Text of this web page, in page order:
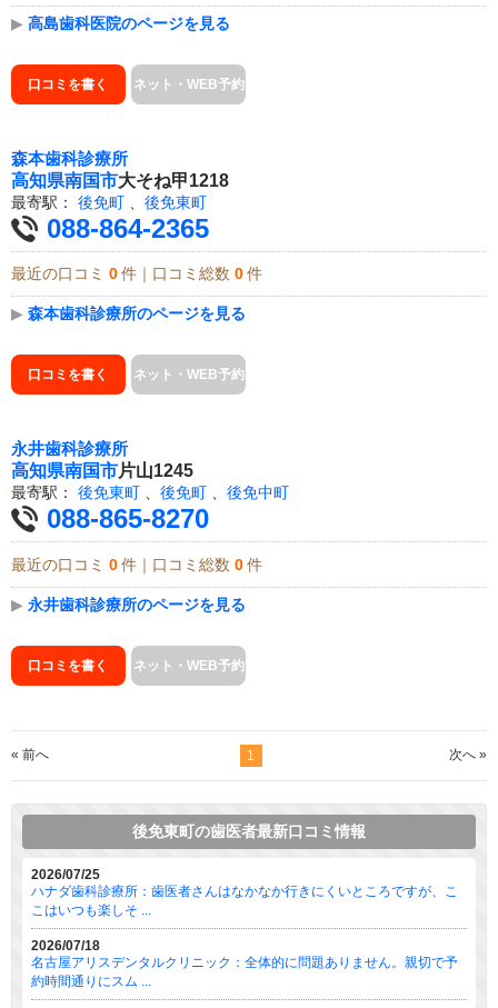
▶ 高島歯科医院のページを見る
口コミを書く ネット・WEB予約
森本歯科診療所
高知県南国市大そね甲1218
最寄駅： 後免町 後免東町
088-864-2365
最近の口コミ 0 件｜口コミ総数 0 件
▶ 森本歯科診療所のページを見る
口コミを書く ネット・WEB予約
永井歯科診療所
高知県南国市片山1245
最寄駅： 後免東町 、 後免町 、 後免中町
088-865-8270
最近の口コミ 0 件｜口コミ総数 0 件
▶ 永井歯科診療所のページを見る
口コミを書く ネット・WEB予約
« 前へ 1 次へ »
後免東町の歯医者最新口コミ情報
2026/07/25
ハナダ歯科診療所：歯医者さんはなかなか行きにくいところですが、こ
こはいつも楽しそ ...
2026/07/18
名古屋アリスデンタルクリニック：全体的に問題ありません。親切で予
約時間通りにスム ...